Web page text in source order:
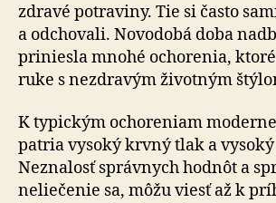
zdravé potraviny. Tie si často
a odchovali. Novodobá doba
priniesla mnohé ochorenia,
ruke s nezdravým životným
K typickým ochoreniam
patria vysoký krvný tlak a
Neznalosť správnych hodnôt a
neliečenie sa, môžu viesť až k